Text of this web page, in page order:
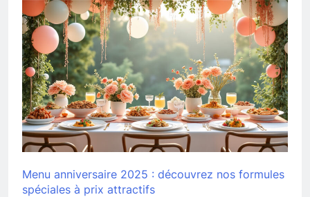
Menu anniversaire 2025 : découvrez nos formules
spéciales à prix attractifs